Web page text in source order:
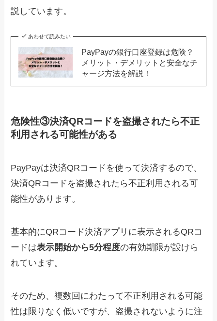
説しています。
あわせて読みたい
PayPayの銀行口座登録は危険？
メリット・デメリットと安全なチ
ャージ方法を解説！
危険性③決済QRコードを盗撮されたら不正
利用される可能性がある
PayPayは決済QRコードを使って決済するので、
決済QRコードを盗撮されたら不正利用される可
能性があります。
基本的にQRコード決済アプリに表示されるQRコ
ードは表示開始から5分程度の有効期限が設けら
れています。
そのため、複数回にわたって不正利用される可能
性は限りなく低いですが、盗撮されないように注